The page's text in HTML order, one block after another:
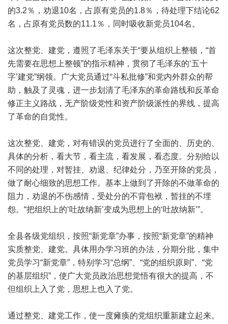
的3.2％，劝退10名，占原有党员的1.8％，待处理下结论62
名，占原有党员数的11.1％，同时吸收新党员104名。
这次整党、建党，遵照了毛泽东关于“要从组织上整顿，“首
先需要在思想上整顿”的指示精神，贯彻了毛泽东的‘五十
字’建党”纲领。广大党员通过“斗私批修”和党内外群众的帮
助，触及了灵魂，进一步划清了毛泽东的革命路线和反革命
修正主义路战，无产阶级党性和资产阶级派性的界线，提高
了革命的自觉性。
这次整党、建党，对有错误的党员进行了全面的、历史的、
具体的分析，看大节，看主流，看发展，看态度。分别给以
不同的处理，对暂挂、劝退、纪律处分，乃至开除的党员，
做了耐心细致的思想工作。基本上做到了开除的不做革命的
阻力，劝退的不伤感情，受处分的不背包袱，暂挂的不埋
怨。“把组织上的‘吐故纳新’变成为思想上的‘吐故纳新’”。
全县各级党组织，按照“新党章”办事，按照“新党章”的精神
实质整党、建党。具体用办学习班的办法，分期分批，集中
党员学习“新党章”，特别学习“总纲”、“党的组织原则”、“党
的基层组织”，使广大党员政治思想觉悟有很大的提高，不
但组织上入了党，思想上也入了党。
通过整党、建党工作，使一度瘫痪的党组织重新建立起来。